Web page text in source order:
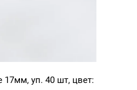
уп. 40 шт, цвет: